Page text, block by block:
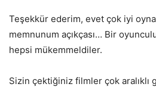
Teşekkür ederim, evet çok iyi
memnunum açıkçası… Bir
hepsi mükemmeldiler.
Sizin çektiğiniz filmler çok aralıklı